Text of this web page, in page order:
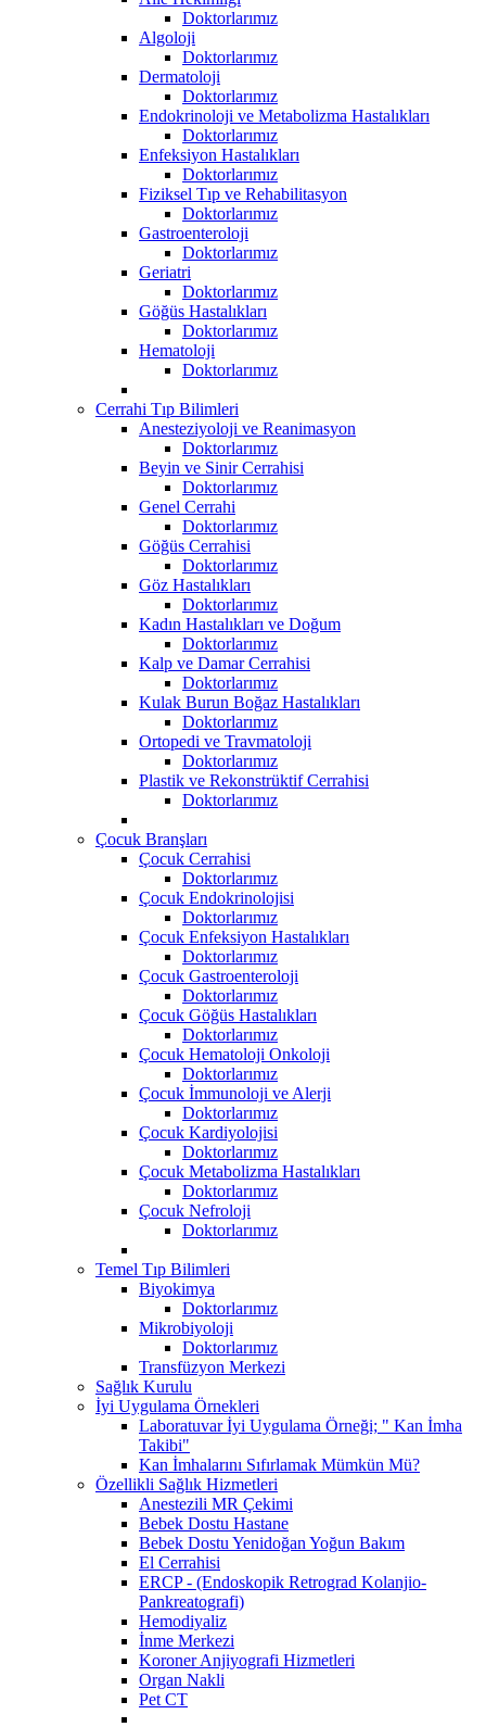
Doktorlarımız
Algoloji
Doktorlarımız
Dermatoloji
Doktorlarımız
Endokrinoloji ve Metabolizma Hastalıkları
Doktorlarımız
Enfeksiyon Hastalıkları
Doktorlarımız
Fiziksel Tıp ve Rehabilitasyon
Doktorlarımız
Gastroenteroloji
Doktorlarımız
Geriatri
Doktorlarımız
Göğüs Hastalıkları
Doktorlarımız
Hematoloji
Doktorlarımız
Cerrahi Tıp Bilimleri
Anesteziyoloji ve Reanimasyon
Doktorlarımız
Beyin ve Sinir Cerrahisi
Doktorlarımız
Genel Cerrahi
Doktorlarımız
Göğüs Cerrahisi
Doktorlarımız
Göz Hastalıkları
Doktorlarımız
Kadın Hastalıkları ve Doğum
Doktorlarımız
Kalp ve Damar Cerrahisi
Doktorlarımız
Kulak Burun Boğaz Hastalıkları
Doktorlarımız
Ortopedi ve Travmatoloji
Doktorlarımız
Plastik ve Rekonstrüktif Cerrahisi
Doktorlarımız
Çocuk Branşları
Çocuk Cerrahisi
Doktorlarımız
Çocuk Endokrinolojisi
Doktorlarımız
Çocuk Enfeksiyon Hastalıkları
Doktorlarımız
Çocuk Gastroenteroloji
Doktorlarımız
Çocuk Göğüs Hastalıkları
Doktorlarımız
Çocuk Hematoloji Onkoloji
Doktorlarımız
Çocuk İmmunoloji ve Alerji
Doktorlarımız
Çocuk Kardiyolojisi
Doktorlarımız
Çocuk Metabolizma Hastalıkları
Doktorlarımız
Çocuk Nefroloji
Doktorlarımız
Temel Tıp Bilimleri
Biyokimya
Doktorlarımız
Mikrobiyoloji
Doktorlarımız
Transfüzyon Merkezi
Sağlık Kurulu
İyi Uygulama Örnekleri
Laboratuvar İyi Uygulama Örneği; " Kan İmha
Takibi"
Kan İmhalarını Sıfırlamak Mümkün Mü?
Özellikli Sağlık Hizmetleri
Anestezili MR Çekimi
Bebek Dostu Hastane
Bebek Dostu Yenidoğan Yoğun Bakım
El Cerrahisi
ERCP - (Endoskopik Retrograd Kolanjio-
Pankreatografi)
Hemodiyaliz
İnme Merkezi
Koroner Anjiyografi Hizmetleri
Organ Nakli
Pet CT